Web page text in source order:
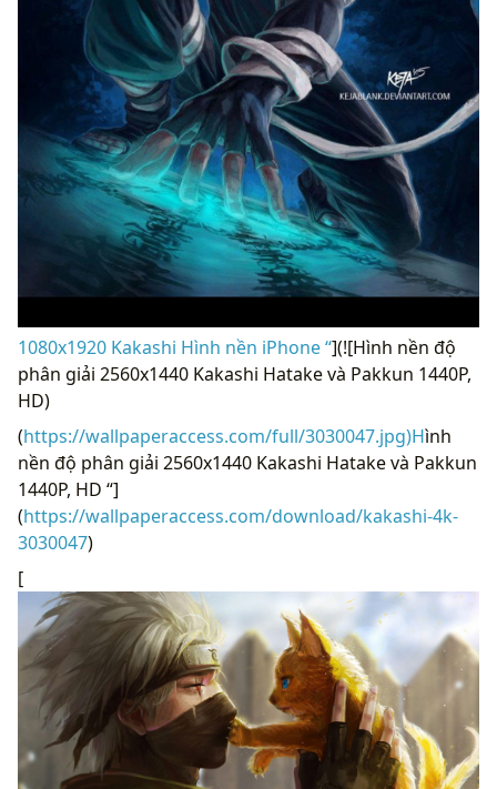
1080x1920 Kakashi Hình nền iPhone “](![Hình nền độ
phân giải 2560x1440 Kakashi Hatake và Pakkun 1440P,
HD)
(https://wallpaperaccess.com/full/3030047.jpg)Hình
nền độ phân giải 2560x1440 Kakashi Hatake và Pakkun
1440P, HD “]
(https://wallpaperaccess.com/download/kakashi-4k-
3030047)
[